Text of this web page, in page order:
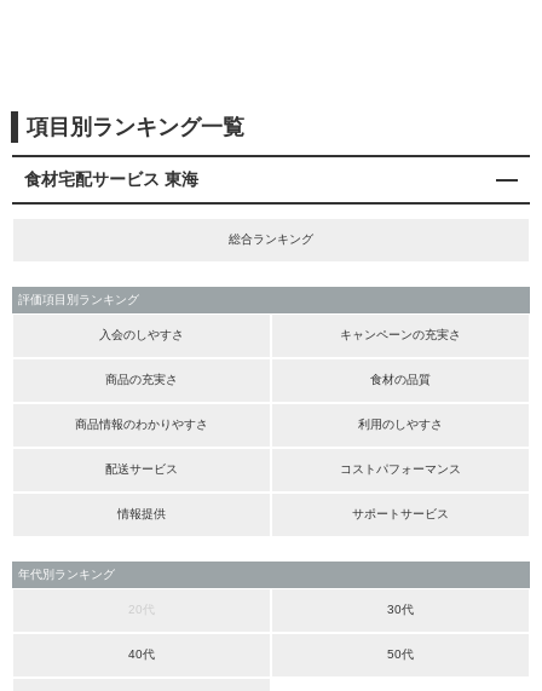
項目別ランキング一覧
食材宅配サービス 東海
総合ランキング
評価項目別ランキング
入会のしやすさ キャンペーンの充実さ
商品の充実さ 食材の品質
商品情報のわかりやすさ 利用のしやすさ
配送サービス コストパフォーマンス
情報提供 サポートサービス
年代別ランキング
20代 30代
40代 50代